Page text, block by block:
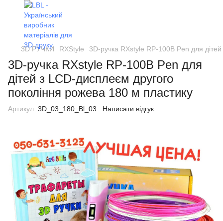
3D РУЧКИ RXStyle 3D-ручка RXstyle RP-100B Pen для
3D-ручка RXstyle RP-100B Pen для
дітей з LCD-дисплеєм другого
покоління рожева 180 м пластику
Артикул: 3D_03_180_Bl_03 Написати відгук